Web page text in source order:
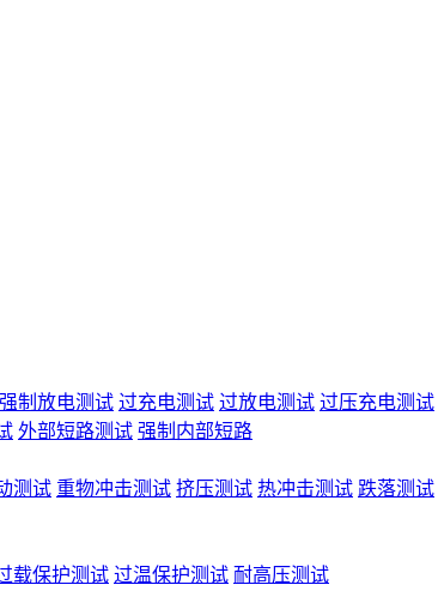
强制放电测试 过充电测试 过放电测试 过压充电测试
外部短路测试 强制内部短路
测试 重物冲击测试 挤压测试 热冲击测试 跌落测试
载保护测试 过温保护测试 耐高压测试